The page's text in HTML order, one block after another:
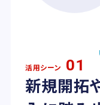
活用シーン 01
新規開拓